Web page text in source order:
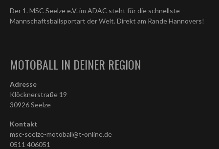
Der 1. MSC Seelze e.V. im ADAC steht für die schnellste
Mannschaftsballsportart der Welt. Direkt am Rande Hannovers!
MOTOBALL IN DEINER REGION
Adresse
Klöcknerstraße 19
30926 Seelze
Kontakt
msc-seelze-motoball@t-online.de
0511 406051